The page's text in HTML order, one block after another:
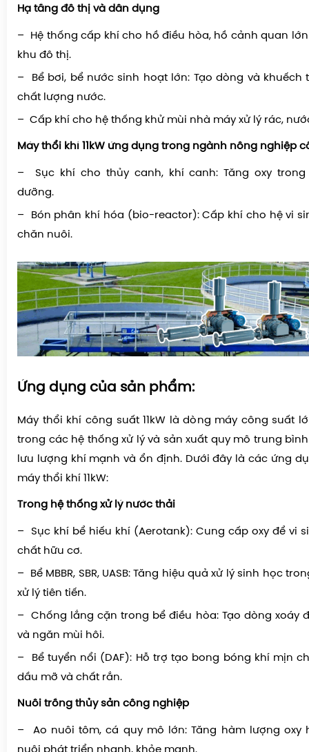
Hạ tầng đô thị và dân dụng
– Hệ thống cấp khí cho hồ điều hòa, hồ cảnh quan
khu đô thị.
– Bể bơi, bể nước sinh hoạt lớn: Tạo dòng và khuếch
chất lượng nước.
– Cấp khí cho hệ thống khử mùi nhà máy xử lý rác,
Máy thổi khí 11kW ứng dụng trong ngành nông nghiệp
– Sục khí cho thủy canh, khí canh: Tăng oxy
dưỡng.
– Bón phân khí hóa (bio-reactor): Cấp khí cho hệ vi
chăn nuôi.
Ứng dụng của sản phẩm:
Máy thổi khí công suất 11kW là dòng máy công suất
trong các hệ thống xử lý và sản xuất quy mô trung
lưu lượng khí mạnh và ổn định. Dưới đây là các ứng
máy thổi khí 11kW:
Trong hệ thống xử lý nước thải
– Sục khí bể hiếu khí (Aerotank): Cung cấp oxy để vi
chất hữu cơ.
– Bể MBBR, SBR, UASB: Tăng hiệu quả xử lý sinh học
xử lý tiên tiến.
– Chống lắng cặn trong bể điều hòa: Tạo dòng xoáy
và ngăn mùi hôi.
– Bể tuyển nổi (DAF): Hỗ trợ tạo bong bóng khí mịn
dầu mỡ và chất rắn.
Nuôi trồng thủy sản công nghiệp
– Ao nuôi tôm, cá quy mô lớn: Tăng hàm lượng oxy